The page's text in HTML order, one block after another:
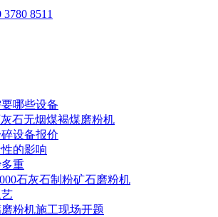
8511
哪些设备
石无烟煤褐煤磨粉机
设备报价
的影响
重
石灰石制粉矿石磨粉机
粉机施工现场开题